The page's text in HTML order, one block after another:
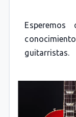
guitarristas.